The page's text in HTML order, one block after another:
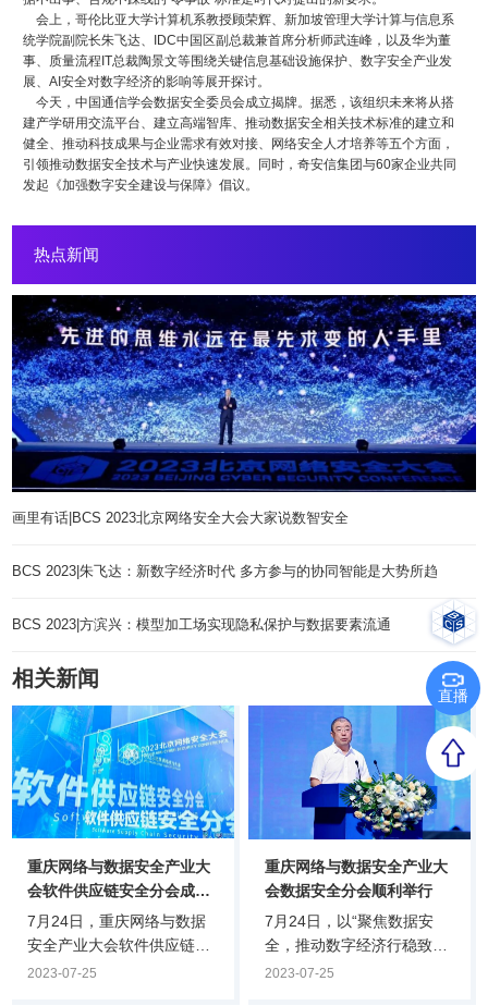
会上，哥伦比亚大学计算机系教授顾荣辉、新加坡管理大学计算与信息系
统学院副院长朱飞达、IDC中国区副总裁兼首席分析师武连峰，以及华为董
事、质量流程IT总裁陶景文等围绕关键信息基础设施保护、数字安全产业发
展、AI安全对数字经济的影响等展开探讨。
今天，中国通信学会数据安全委员会成立揭牌。据悉，该组织未来将从搭
建产学研用交流平台、建立高端智库、推动数据安全相关技术标准的建立和
健全、推动科技成果与企业需求有效对接、网络安全人才培养等五个方面，
引领推动数据安全技术与产业快速发展。同时，奇安信集团与60家企业共同
发起《加强数字安全建设与保障》倡议。
热点新闻
画里有话|BCS 2023北京网络安全大会大家说数智安全
BCS 2023|朱飞达：新数字经济时代 多方参与的协同智能是大势所趋
BCS 2023|方滨兴：模型加工场实现隐私保护与数据要素流通
相关新闻
重庆网络与数据安全产业大
会软件供应链安全分会成功
举办
7月24日，重庆网络与数据
安全产业大会软件供应链安
全分会在渝召开，会议由中
2023-07-25
重庆网络与数据安全产业大
会数据安全分会顺利举行
7月24日，以“聚焦数据安
全，推动数字经济行稳致
远”为主题的重庆网络与数据
2023-07-25
直播